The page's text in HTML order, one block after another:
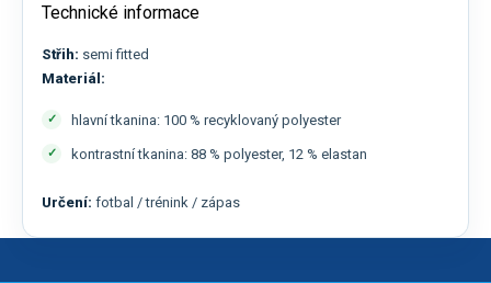
Technické informace
Střih: semi fitted
Materiál:
hlavní tkanina: 100 % recyklovaný polyester
kontrastní tkanina: 88 % polyester, 12 % elastan
Určení: fotbal / trénink / zápas